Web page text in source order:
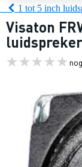
1 tot 5 inch
Visaton
luidspreker